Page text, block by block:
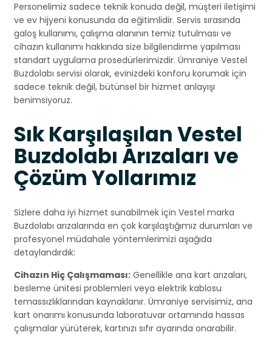
Personelimiz sadece teknik konuda değil, müşteri iletişimi
ve ev hijyeni konusunda da eğitimlidir. Servis sırasında
galoş kullanımı, çalışma alanının temiz tutulması ve
cihazın kullanımı hakkında size bilgilendirme yapılması
standart uygulama prosedürlerimizdir. Ümraniye Vestel
Buzdolabı servisi olarak, evinizdeki konforu korumak için
sadece teknik değil, bütünsel bir hizmet anlayışı
benimsiyoruz.
Sık Karşılaşılan Vestel
Buzdolabı Arızaları ve
Çözüm Yollarımız
Sizlere daha iyi hizmet sunabilmek için Vestel marka
Buzdolabı arızalarında en çok karşılaştığımız durumları ve
profesyonel müdahale yöntemlerimizi aşağıda
detaylandırdık:
Cihazın Hiç Çalışmaması: Genellikle ana kart arızaları,
besleme ünitesi problemleri veya elektrik kablosu
temassızlıklarından kaynaklanır. Ümraniye servisimiz, ana
kart onarımı konusunda laboratuvar ortamında hassas
çalışmalar yürüterek, kartınızı sıfır ayarında onarabilir.